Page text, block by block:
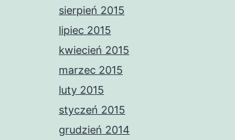
sierpień 2015
lipiec 2015
kwiecień 2015
marzec 2015
luty 2015
styczeń 2015
grudzień 2014